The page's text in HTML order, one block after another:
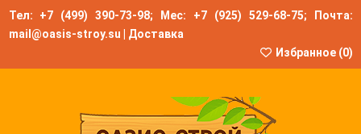
Тел: +7 (499) 390-73-98; Мес: +7 (925) 529-68-75; Почта:
mail@oasis-stroy.su
Доставка
Избранное (0)